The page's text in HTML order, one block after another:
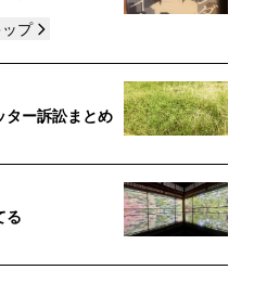
ター訴訟まとめ
る
プ